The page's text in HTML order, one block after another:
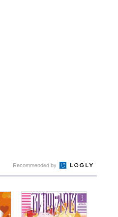
Recommended by